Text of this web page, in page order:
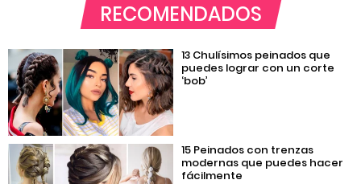
RECOMENDADOS
13 Chulísimos peinados que
puedes lograr con un corte
‘bob’
15 Peinados con trenzas
modernas que puedes hacer
fácilmente